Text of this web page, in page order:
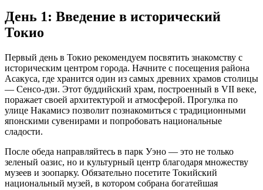
День 1: Введение в исторический
Токио
Первый день в Токио рекомендуем посвятить знакомству с
историческим центром города. Начните с посещения района
Асакуса, где хранится один из самых древних храмов столицы
— Сенсо-дзи. Этот буддийский храм, построенный в VII веке,
поражает своей архитектурой и атмосферой. Прогулка по
улице Накамисэ позволит познакомиться с традиционными
японскими сувенирами и попробовать национальные
сладости.
После обеда направляйтесь в парк Уэно — это не только
зеленый оазис, но и культурный центр благодаря множеству
музеев и зоопарку. Обязательно посетите Токийский
национальный музей, в котором собрана богатейшая